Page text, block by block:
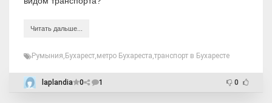
Читать дальше...
Румыния Бухарест метро Бухареста транспорт в Бухаресте
laplandia 0 1 0